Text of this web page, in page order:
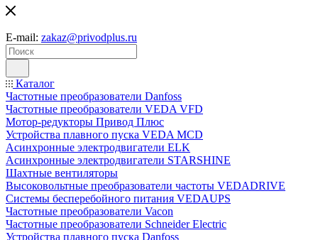
E-mail: zakaz@privodplus.ru
Каталог
Частотные преобразователи Danfoss
Частотные преобразователи VEDA VFD
Мотор-редукторы Привод Плюс
Устройства плавного пуска VEDA MCD
Асинхронные электродвигатели ELK
Асинхронные электродвигатели STARSHINE
Шахтные вентиляторы
Высоковольтные преобразователи частоты VEDADRIVE
Системы бесперебойного питания VEDAUPS
Частотные преобразователи Vacon
Частотные преобразователи Schneider Electric
Устройства плавного пуска Danfoss